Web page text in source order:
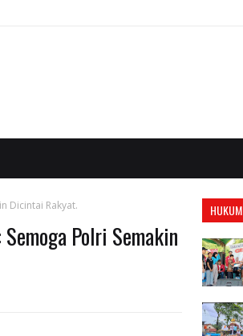
Dicintai Rakyat.
Polri Semakin
HUKUM